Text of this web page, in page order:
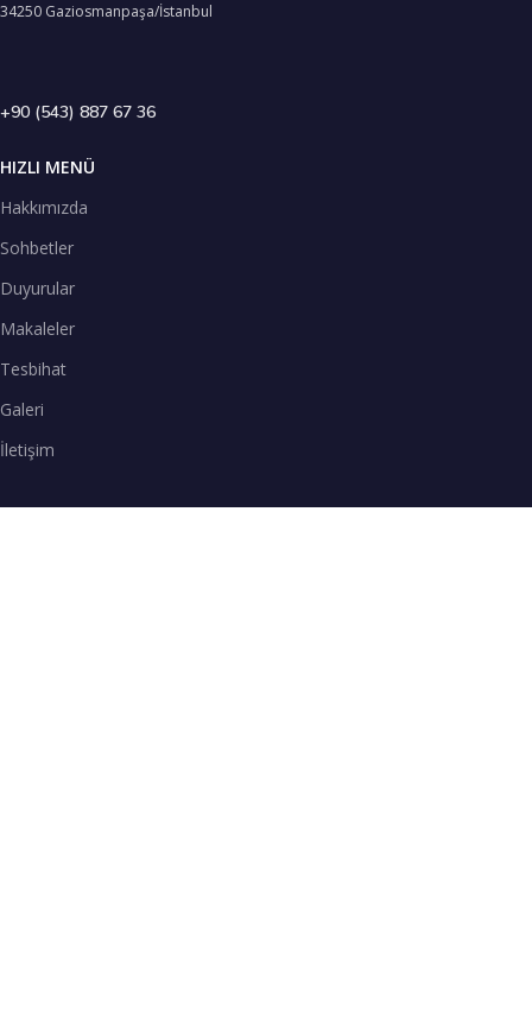
34250 Gaziosmanpaşa/İstanbul
+90 (543) 887 67 36
HIZLI MENÜ
Hakkımızda
Sohbetler
Duyurular
Makaleler
Tesbihat
Galeri
İletişim